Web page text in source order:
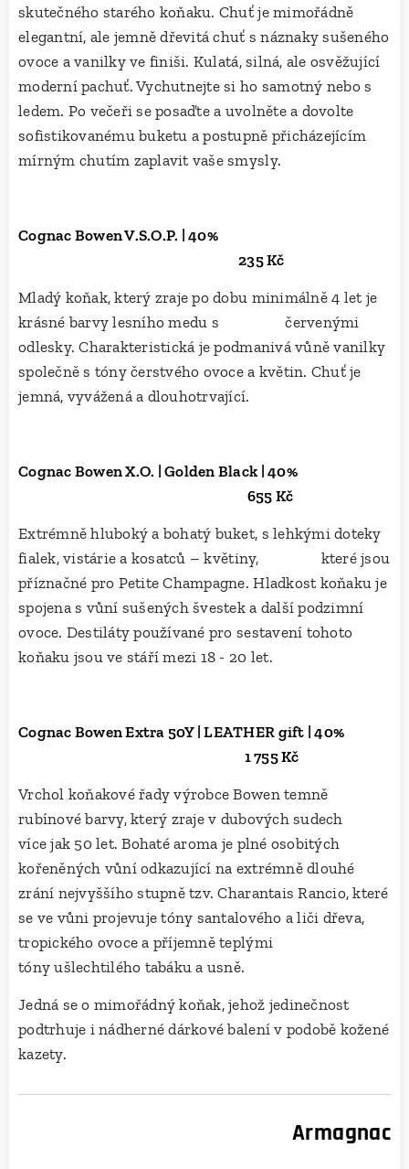
skutečného starého koňaku. Chuť je mimořádně
elegantní, ale jemně dřevitá chuť s náznaky sušeného
ovoce a vanilky ve finiši. Kulatá, silná, ale osvěžující
moderní pachuť. Vychutnejte si ho samotný nebo s
ledem. Po večeři se posaďte a uvolněte a dovolte
sofistikovanému buketu a postupně přicházejícím
mírným chutím zaplavit vaše smysly.
Cognac Bowen V.S.O.P. | 40%
235 Kč
Mladý koňak, který zraje po dobu minimálně 4 let je
krásné barvy lesního medu s červenými
odlesky. Charakteristická je podmanivá vůně vanilky
společně s tóny čerstvého ovoce a květin. Chuť je
jemná, vyvážená a dlouhotrvající.
Cognac Bowen X.O. | Golden Black | 40%
655 Kč
Extrémně hluboký a bohatý buket, s lehkými doteky
fialek, vistárie a kosatců – květiny, které jsou
příznačné pro Petite Champagne. Hladkost koňaku je
spojena s vůní sušených švestek a další podzimní
ovoce. Destiláty používané pro sestavení tohoto
koňaku jsou ve stáří mezi 18 - 20 let.
Cognac Bowen Extra 50Y | LEATHER gift | 40%
1 755 Kč
Vrchol koňakové řady výrobce Bowen temně
rubínové barvy, který zraje v dubových sudech
více jak 50 let. Bohaté aroma je plné osobitých
kořeněných vůní odkazující na extrémně dlouhé
zrání nejvyššího stupně tzv. Charantais Rancio, které
se ve vůni projevuje tóny santalového a liči dřeva,
tropického ovoce a příjemně teplými
tóny ušlechtilého tabáku a usně.
Jedná se o mimořádný koňak, jehož jedinečnost
podtrhuje i nádherné dárkové balení v podobě kožené
kazety.
Armagnac